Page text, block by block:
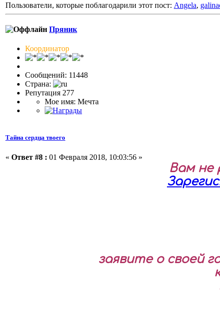
Пользователи, которые поблагодарили этот пост: Angela,
Пряник
Координатор
Сообщений: 11448
Страна:
Репутация 277
Мое имя: Мечта
Тайна сердца твоего
« Ответ #8 : 01 Февраля 2018, 10:03:56 »
Вам не
заявите о своей